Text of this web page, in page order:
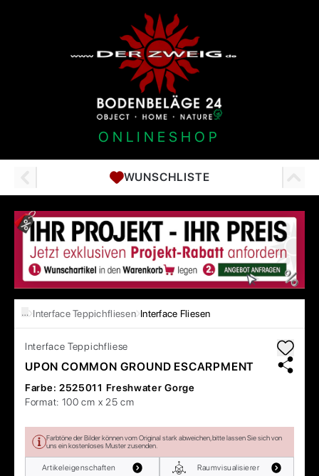
ONLINESHOP
WUNSCHLISTE
… Interface Teppichfliesen Interface Fliesen
Interface Teppichfliese
UPON COMMON GROUND ESCARPMENT
Farbe: 2525011 Freshwater Gorge
Format: 100 cm x 25 cm
Farbtöne der Bilder können vom Original stark abweichen, bitte lassen Sie sich von
uns ein kostenloses Muster zusenden.
Artikeleigenschaften Raumvisualisierer